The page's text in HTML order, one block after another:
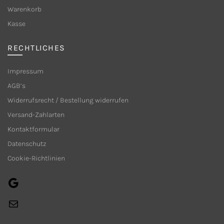
Warenkorb
Kasse
RECHTLICHES
Impressum
AGB’s
Widerrufsrecht / Bestellung widerrufen
Versand-Zahlarten
Kontaktformular
Datenschutz
Cookie-Richtlinien